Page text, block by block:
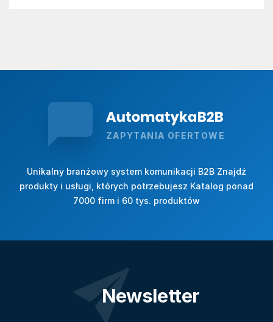
ZAPYTANIA OFERTOWE
Unikalny branżowy system komunikacji B2B Znajdź
produkty i usługi, których potrzebujesz Katalog ponad
7000 firm i 60 tys. produktów
Newsletter